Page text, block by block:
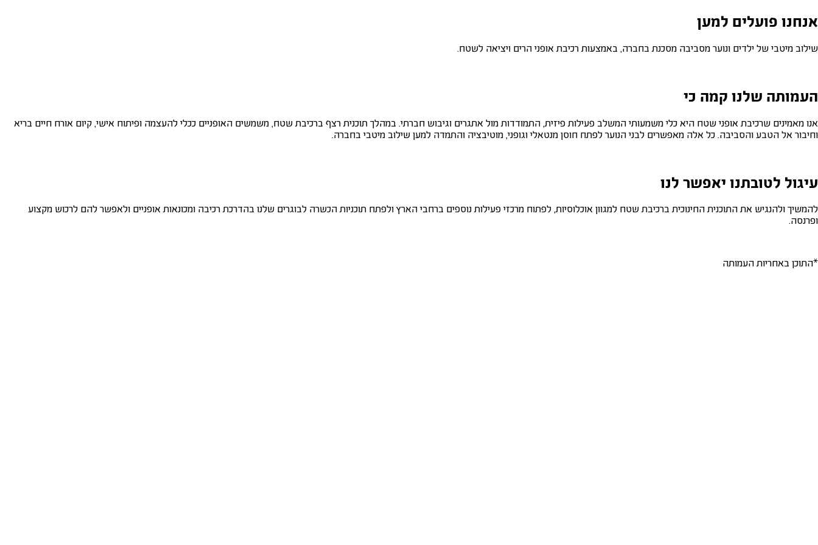
אנחנו פועלים למען
שילוב מיטבי של ילדים ונוער מסביבה מסכנת בחברה, באמצעות רכיבת אופני הרים ויציאה לשטח.
העמותה שלנו קמה כי
אנו מאמינים שרכיבת אופני שטח היא כלי משמעותי המשלב פעילות פיזית, התמודדות מול אתגרים וגיבוש חברתי. במהלך תוכנית רצף ברכיבת שטח, משמשים האופניים ככלי להעצמה ופיתוח אישי, קיום אורח חיים בריא
וחיבור אל הטבע והסביבה. כל אלה מאפשרים לבני הנוער לפתח חוסן מנטאלי וגופני, מוטיבציה והתמדה למען שילוב מיטבי בחברה.
עיגול לטובתנו יאפשר לנו
להמשיך ולהנגיש את התוכנית החינוכית ברכיבת שטח למגוון אוכלוסיות, לפתוח מרכזי פעילות נוספים ברחבי הארץ ולפתח תוכניות הכשרה לבוגרים שלנו בהדרכת רכיבה ומכונאות אופניים ולאפשר להם לרכוש מקצוע
ופרנסה.
*התוכן באחריות העמותה